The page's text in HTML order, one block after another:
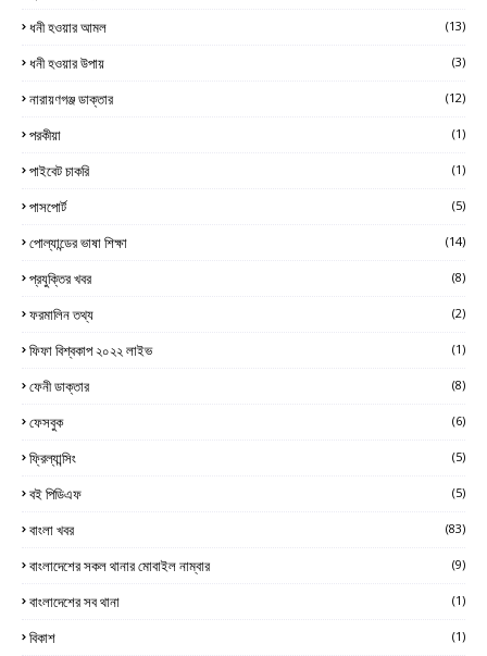
ধনী হওয়ার আমল (13)
ধনী হওয়ার উপায় (3)
নারায়ণগঞ্জ ডাক্তার (12)
পরকীয়া (1)
পাইবেট চাকরি (1)
পাসপোর্ট (5)
পোল্যান্ডের ভাষা শিক্ষা (14)
প্রযুক্তির খবর (8)
ফরমালিন তথ্য (2)
ফিফা বিশ্বকাপ ২০২২ লাইভ (1)
ফেনী ডাক্তার (8)
ফেসবুক (6)
ফ্রিল্যান্সিং (5)
বই পিডিএফ (5)
বাংলা খবর (83)
বাংলাদেশের সকল থানার মোবাইল নাম্বার (9)
বাংলাদেশের সব থানা (1)
বিকাশ (1)